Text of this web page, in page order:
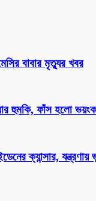
বাবার মৃত্যুর খবর
হুমকি, ফাঁস হলো
ক্যান্সার, যন্ত্রণায়